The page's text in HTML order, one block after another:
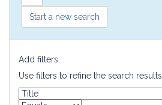
Start a new search
Add filters:
Use filters to refine the search results.